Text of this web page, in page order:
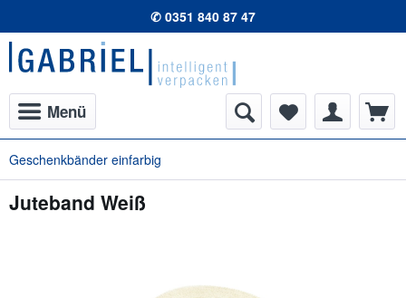
✆ 0351 840 87 47
Menü
Geschenkbänder einfarbig
Juteband Weiß